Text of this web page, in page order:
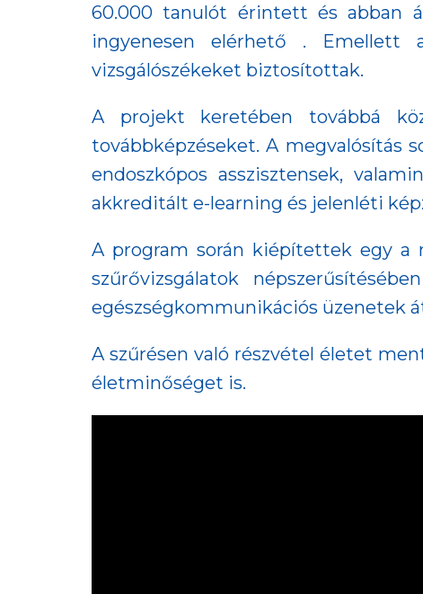
60.000 tanulót érintett és abban
ingyenesen elérhető . Emellett
vizsgálószékeket biztosítottak.
A projekt keretében továbbá
továbbképzéseket. A megvalósítás
endoszkópos asszisztensek,
akkreditált e-learning és jelenléti
A program során kiépítettek egy a
szűrővizsgálatok
egészségkommunikációs üzenetek
A szűrésen való részvétel életet
életminőséget is.